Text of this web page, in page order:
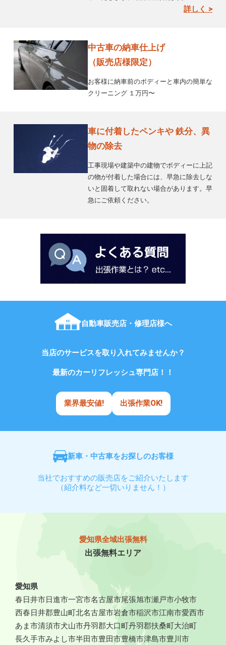
詳しく >
中古車の納車仕上げ
（販売店様限定）
お客様に納車前のボディーと車内の簡単な
クリーニング １万円〜
車に付着したペンキや 鉄分、異
物の除去
工事現場や建築中の建物でボディーに上記
の物が付着した場合には、早急に除去しな
いと固着して取れない場合があります。早
急にご依頼ください。
自動車販売店・修理店様へ
当店のサービスを取り入れてみませんか？
最新のカーリフレッシュ専門店！！
業界最安値! 出張作業OK!
新車・中古車をお探しのお客様
当社でおすすめの販売店をご紹介いたします
（紹介料など一切いりません！）
愛知県全域出張無料
出張無料エリア
愛知県
春日井市日進市一宮市名古屋市尾張旭市瀬戸市小牧市
西春日井郡豊山町北名古屋市岩倉市稲沢市江南市愛西市
あま市清須市犬山市丹羽郡大口町丹羽郡扶桑町大治町
長久手市みよし市半田市豊田市豊橋市津島市豊川市